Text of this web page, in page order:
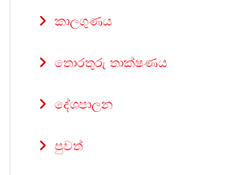
කාලගුණය
තොරතුරු තාක්ෂණය
දේශපාලන
පුවත්